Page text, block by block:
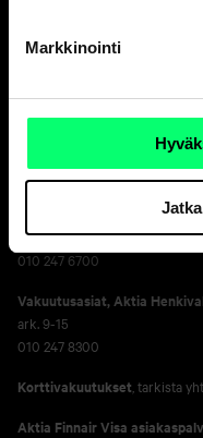
Markkinointi
010 247 010
ark. 9-16
010 247 6700
Vakuutusasiat, Aktia
ark. 9-15
010 247 8300
Korttivakuutukset , tarkista
Aktia Finnair Visa